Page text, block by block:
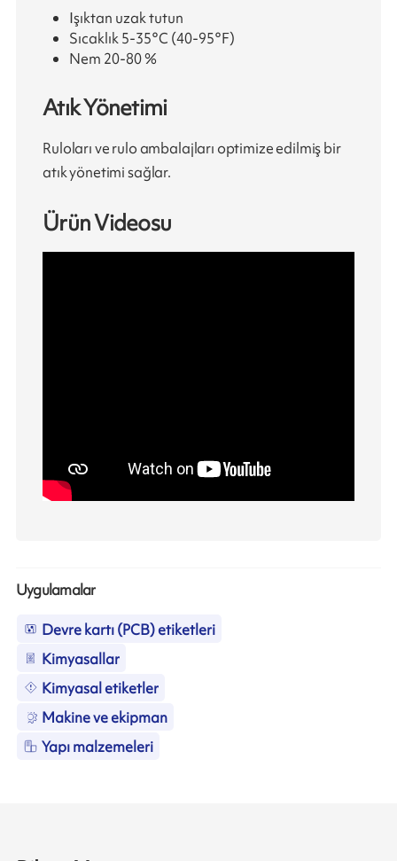
Işıktan uzak tutun
Sıcaklık 5-35°C (40-95°F)
Nem 20-80 %
Atık Yönetimi
Ruloları ve rulo ambalajları optimize edilmiş bir
atık yönetimi sağlar.
Ürün Videosu
Uygulamalar
Devre kartı (PCB) etiketleri
Kimyasallar
Kimyasal etiketler
Makine ve ekipman
Yapı malzemeleri